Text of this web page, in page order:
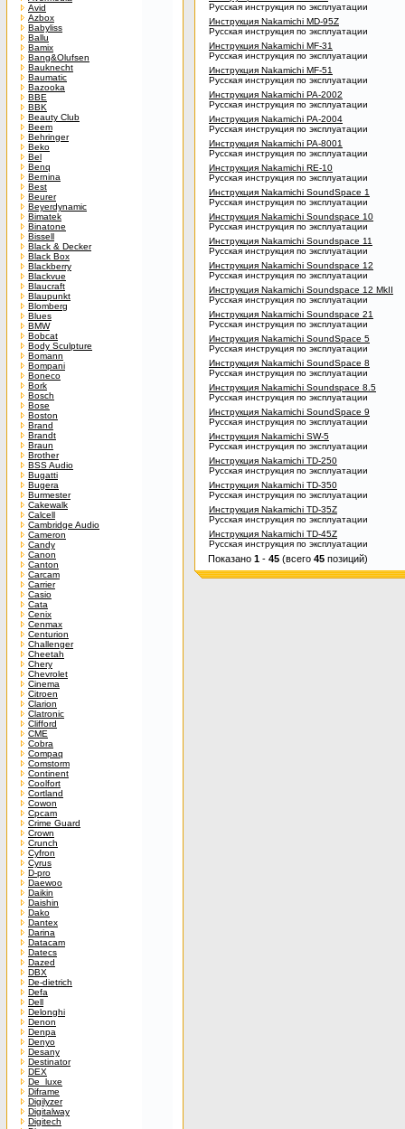
Avid
Azbox
Babyliss
Ballu
Bamix
Bang&Olufsen
Bauknecht
Baumatic
Bazooka
BBE
BBK
Beauty Club
Beem
Behringer
Beko
Bel
Benq
Bernina
Best
Beurer
Beyerdynamic
Bimatek
Binatone
Bissell
Black & Decker
Black Box
Blackberry
Blackvue
Blaucraft
Blaupunkt
Blomberg
Blues
BMW
Bobcat
Body Sculpture
Bomann
Bompani
Boneco
Bork
Bosch
Bose
Boston
Brand
Brandt
Braun
Brother
BSS Audio
Bugatti
Bugera
Burmester
Cakewalk
Calcell
Cambridge Audio
Cameron
Candy
Canon
Canton
Carcam
Carrier
Casio
Cata
Cenix
Cenmax
Centurion
Challenger
Cheetah
Chery
Chevrolet
Cinema
Citroen
Clarion
Clatronic
Clifford
CME
Cobra
Compaq
Comstorm
Continent
Coolfort
Cortland
Cowon
Cpcam
Crime Guard
Crown
Crunch
Cyfron
Cyrus
D-pro
Daewoo
Daikin
Daishin
Dako
Dantex
Darina
Datacam
Datecs
Dazed
DBX
De-dietrich
Defa
Dell
Delonghi
Denon
Denpa
Denyo
Desany
Destinator
DEX
De_luxe
Diframe
Digilyzer
Digitalway
Digitech
Русская инструкция по эксплуатации
Инструкция Nakamichi MD-95Z
Русская инструкция по эксплуатации
Инструкция Nakamichi MF-31
Русская инструкция по эксплуатации
Инструкция Nakamichi MF-51
Русская инструкция по эксплуатации
Инструкция Nakamichi PA-2002
Русская инструкция по эксплуатации
Инструкция Nakamichi PA-2004
Русская инструкция по эксплуатации
Инструкция Nakamichi PA-8001
Русская инструкция по эксплуатации
Инструкция Nakamichi RE-10
Русская инструкция по эксплуатации
Инструкция Nakamichi SoundSpace 1
Русская инструкция по эксплуатации
Инструкция Nakamichi Soundspace 10
Русская инструкция по эксплуатации
Инструкция Nakamichi Soundspace 11
Русская инструкция по эксплуатации
Инструкция Nakamichi Soundspace 12
Русская инструкция по эксплуатации
Инструкция Nakamichi Soundspace 12 MkII
Русская инструкция по эксплуатации
Инструкция Nakamichi Soundspace 21
Русская инструкция по эксплуатации
Инструкция Nakamichi SoundSpace 5
Русская инструкция по эксплуатации
Инструкция Nakamichi SoundSpace 8
Русская инструкция по эксплуатации
Инструкция Nakamichi Soundspace 8.5
Русская инструкция по эксплуатации
Инструкция Nakamichi SoundSpace 9
Русская инструкция по эксплуатации
Инструкция Nakamichi SW-5
Русская инструкция по эксплуатации
Инструкция Nakamichi TD-250
Русская инструкция по эксплуатации
Инструкция Nakamichi TD-350
Русская инструкция по эксплуатации
Инструкция Nakamichi TD-35Z
Русская инструкция по эксплуатации
Инструкция Nakamichi TD-45Z
Русская инструкция по эксплуатации
Показано 1 - 45 (всего 45 позиций)